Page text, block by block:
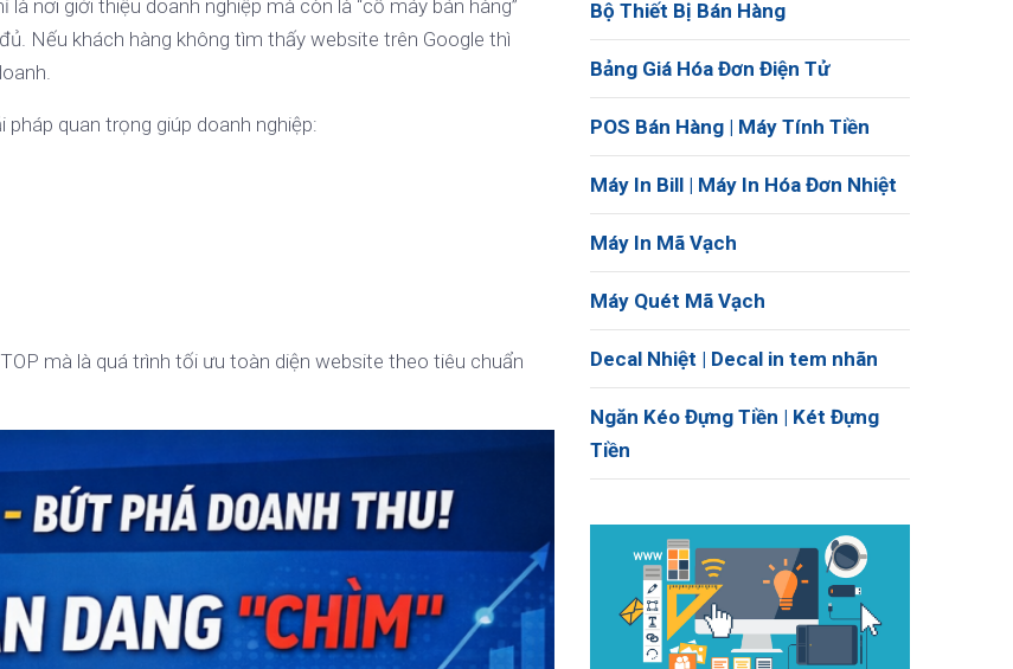
nơi giới thiệu doanh nghiệp mà còn là “cỗ máy bán hàng”
Nếu khách hàng không tìm thấy website trên Google thì
quan trọng giúp doanh nghiệp:
mà là quá trình tối ưu toàn diện website theo tiêu chuẩn
Bộ Thiết Bị Bán Hàng
Bảng Giá Hóa Đơn Điện Tử
POS Bán Hàng | Máy Tính Tiền
Máy In Bill | Máy In Hóa Đơn Nhiệt
Máy In Mã Vạch
Máy Quét Mã Vạch
Decal Nhiệt | Decal in tem nhãn
Ngăn Kéo Đựng Tiền | Két Đựng
Tiền